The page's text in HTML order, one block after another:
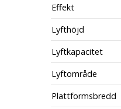
Effekt
Lyfthöjd
Lyftkapacitet
Lyftområde
Plattformsbredd